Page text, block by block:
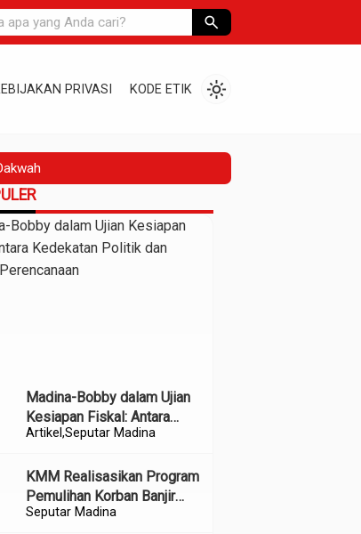
search
PRIVASI KODE ETIK light_mode
Artikel Seputar Madina
Madina-Bobby dalam Ujian
Kesiapan Fiskal: Antara
Kedekatan Politik dan
Seputar Madina
KMM Realisasikan Program
Pemulihan Korban Banjir
dan Longsor di Kabupaten